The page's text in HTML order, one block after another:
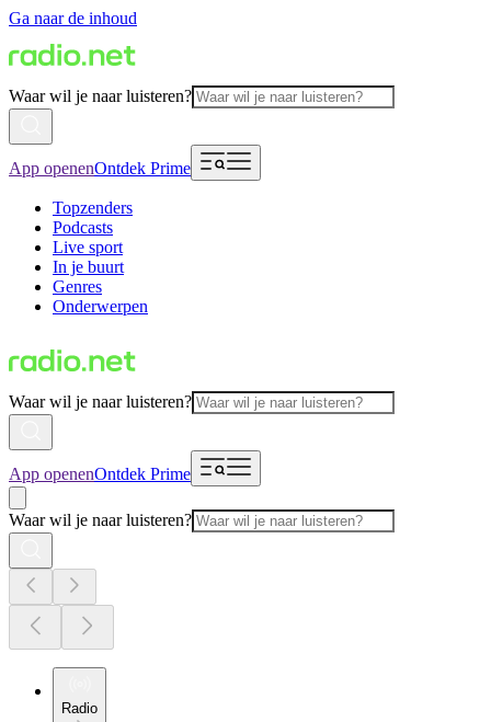
Ga naar de inhoud
Waar wil je naar luisteren?
App openenOntdek Prime
Topzenders
Podcasts
Live sport
In je buurt
Genres
Onderwerpen
Waar wil je naar luisteren?
App openenOntdek Prime
Waar wil je naar luisteren?
Radio